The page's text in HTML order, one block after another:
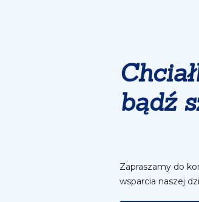
bądź
Zapraszamy do
wsparcia naszej